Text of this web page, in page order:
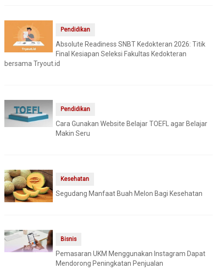
Pendidikan
Absolute Readiness SNBT Kedokteran 2026: Titik
Final Kesiapan Seleksi Fakultas Kedokteran
bersama Tryout.id
Pendidikan
Cara Gunakan Website Belajar TOEFL agar Belajar
Makin Seru
Kesehatan
Segudang Manfaat Buah Melon Bagi Kesehatan
Bisnis
Pemasaran UKM Menggunakan Instagram Dapat
Mendorong Peningkatan Penjualan